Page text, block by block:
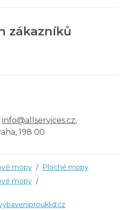
zákazníků
info@allservices.cz,
198 00
mopy / Ploché mopy
mopy /